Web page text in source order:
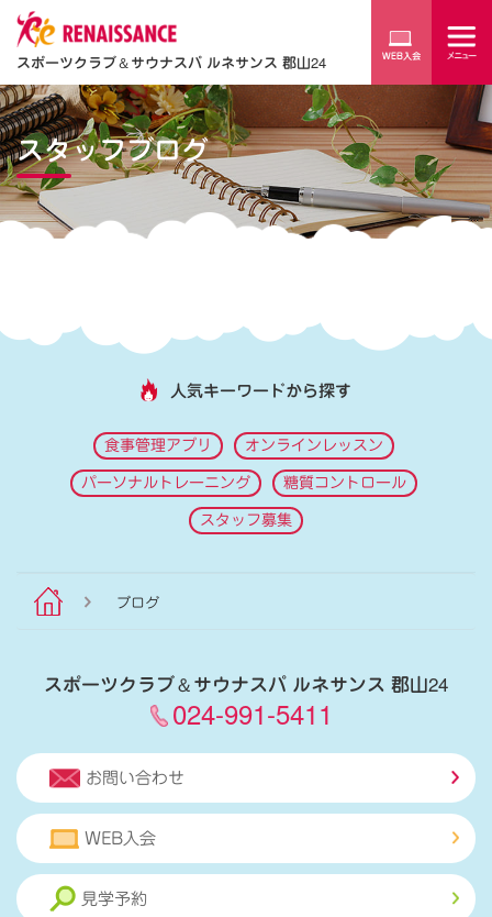
スポーツクラブ＆サウナスパ ルネサンス 郡山24
スタッフブログ
人気キーワードから探す
食事管理アプリ オンラインレッスン
パーソナルトレーニング 糖質コントロール
スタッフ募集
ブログ
スポーツクラブ＆サウナスパ ルネサンス 郡山24
024-991-5411
お問い合わせ
WEB入会
見学予約